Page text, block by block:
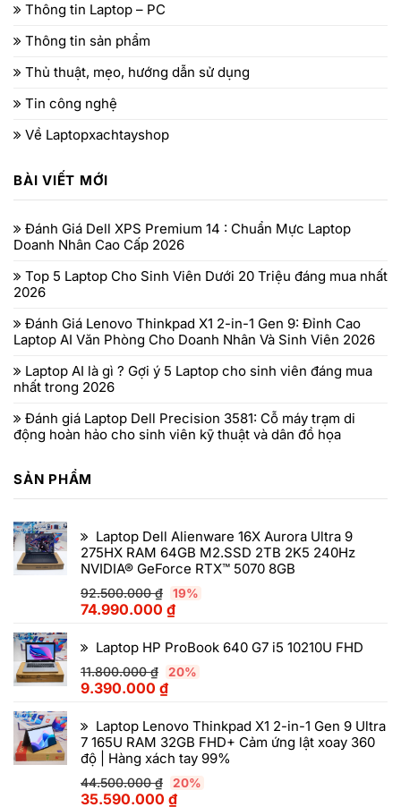
Thông tin Laptop – PC
Thông tin sản phẩm
Thủ thuật, mẹo, hướng dẫn sử dụng
Tin công nghệ
Về Laptopxachtayshop
BÀI VIẾT MỚI
Đánh Giá Dell XPS Premium 14 : Chuẩn Mực Laptop
Doanh Nhân Cao Cấp 2026
Top 5 Laptop Cho Sinh Viên Dưới 20 Triệu đáng mua nhất
2026
Đánh Giá Lenovo Thinkpad X1 2-in-1 Gen 9: Đỉnh Cao
Laptop AI Văn Phòng Cho Doanh Nhân Và Sinh Viên 2026
Laptop AI là gì ? Gợi ý 5 Laptop cho sinh viên đáng mua
nhất trong 2026
Đánh giá Laptop Dell Precision 3581: Cỗ máy trạm di
động hoàn hảo cho sinh viên kỹ thuật và dân đồ họa
SẢN PHẨM
Laptop Dell Alienware 16X Aurora Ultra 9
275HX RAM 64GB M2.SSD 2TB 2K5 240Hz
NVIDIA® GeForce RTX™ 5070 8GB
92.500.000₫ 19%
74.990.000 ₫
Laptop HP ProBook 640 G7 i5 10210U FHD
11.800.000₫ 20%
9.390.000 ₫
Laptop Lenovo Thinkpad X1 2-in-1 Gen 9 Ultra
7 165U RAM 32GB FHD+ Cảm ứng lật xoay 360
độ | Hàng xách tay 99%
44.500.000₫ 20%
35.590.000 ₫